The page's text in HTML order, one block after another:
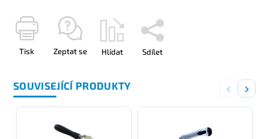
Tisk Zeptat se Hlídat Sdílet
SOUVISEJÍCÍ PRODUKTY ‹ ›